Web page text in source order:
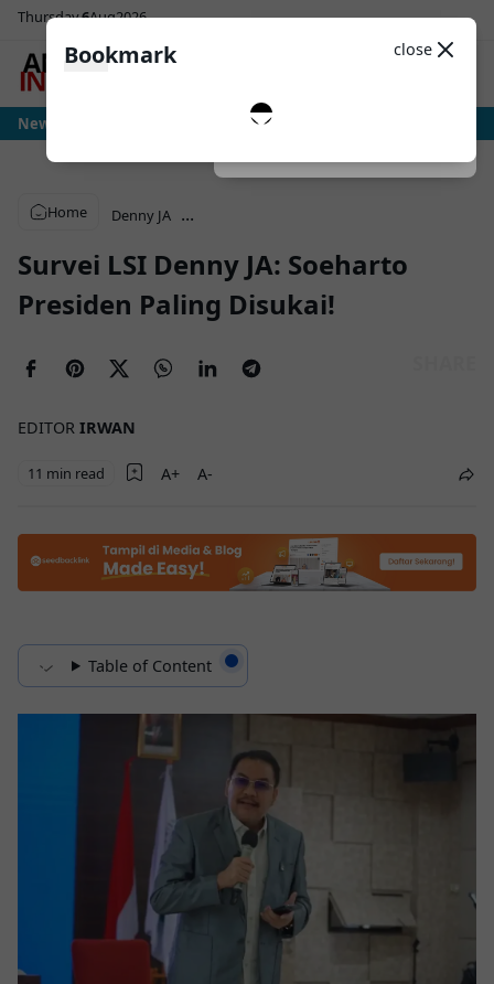
Thursday6Aug2026
Light
NewsTerancam Terusir ke Kalimantan, Stadion Segiri Jadi Opsi Utama
Home Denny JA ...
Survei LSI Denny JA: Soeharto
Presiden Paling Disukai!
EDITOR IRWAN
11 min read
Table of Content
Bookmark close